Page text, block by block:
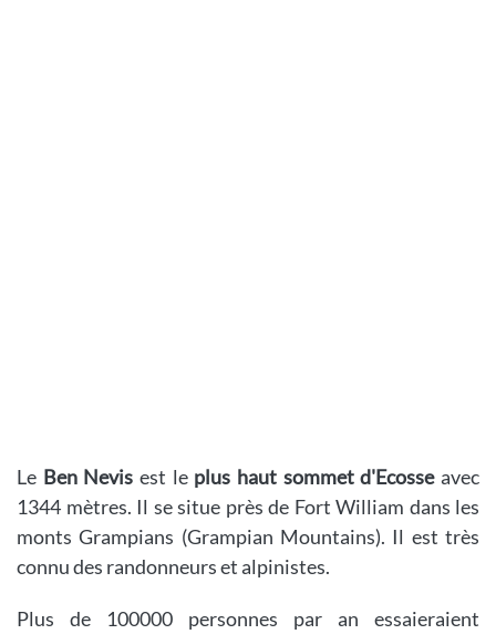
Le Ben Nevis est le plus haut sommet d'Ecosseavec
1344 mètres. Il se situe près de Fort William dans les
monts Grampians (Grampian Mountains). Il est très
connu des randonneurs et alpinistes.
Plus de 100000 personnes par an essaieraient